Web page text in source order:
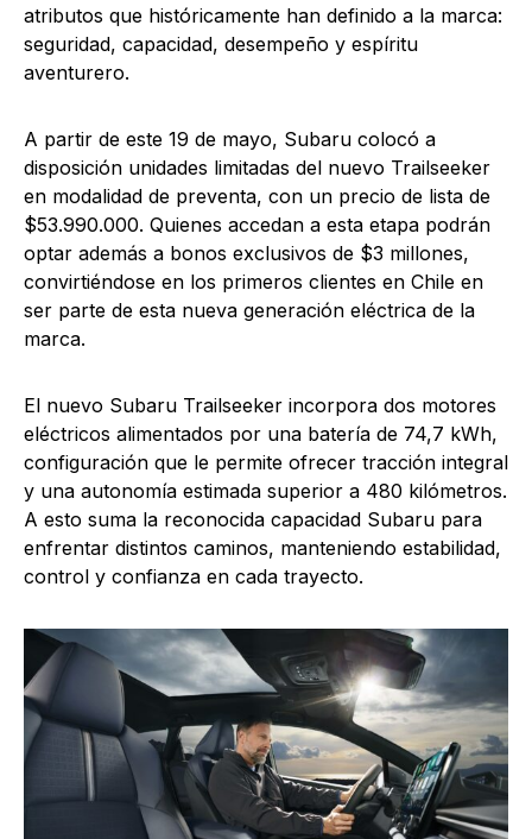
atributos que históricamente han definido a la marca:
seguridad, capacidad, desempeño y espíritu
aventurero.
A partir de este 19 de mayo, Subaru colocó a
disposición unidades limitadas del nuevo Trailseeker
en modalidad de preventa, con un precio de lista de
$53.990.000. Quienes accedan a esta etapa podrán
optar además a bonos exclusivos de $3 millones,
convirtiéndose en los primeros clientes en Chile en
ser parte de esta nueva generación eléctrica de la
marca.
El nuevo Subaru Trailseeker incorpora dos motores
eléctricos alimentados por una batería de 74,7 kWh,
configuración que le permite ofrecer tracción integral
y una autonomía estimada superior a 480 kilómetros.
A esto suma la reconocida capacidad Subaru para
enfrentar distintos caminos, manteniendo estabilidad,
control y confianza en cada trayecto.